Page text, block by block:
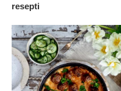
resepti